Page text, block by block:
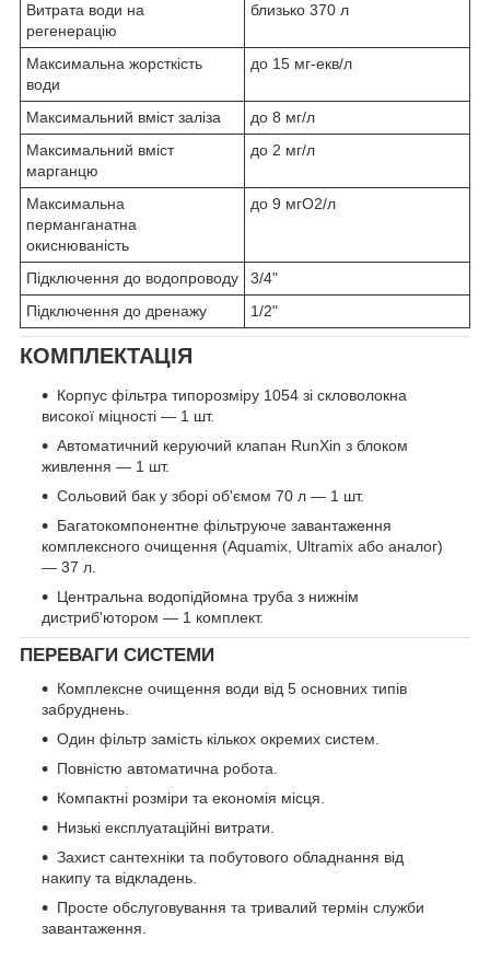
Витрата води на
регенерацію
близько 370 л
Максимальна жорсткість
води
до 15 мг-екв/л
Максимальний вміст заліза
до 8 мг/л
Максимальний вміст
марганцю
до 2 мг/л
Максимальна
перманганатна
окиснюваність
до 9 мгО2/л
Підключення до водопроводу
3/4"
Підключення до дренажу
1/2"
КОМПЛЕКТАЦІЯ
Корпус фільтра типорозміру 1054 зі скловолокна
високої міцності — 1 шт.
Автоматичний керуючий клапан RunXin з блоком
живлення — 1 шт.
Сольовий бак у зборі об'ємом 70 л — 1 шт.
Багатокомпонентне фільтруюче завантаження
комплексного очищення (Aquamix, Ultramix або аналог)
— 37 л.
Центральна водопідйомна труба з нижнім
дистриб'ютором — 1 комплект.
ПЕРЕВАГИ СИСТЕМИ
Комплексне очищення води від 5 основних типів
забруднень.
Один фільтр замість кількох окремих систем.
Повністю автоматична робота.
Компактні розміри та економія місця.
Низькі експлуатаційні витрати.
Захист сантехніки та побутового обладнання від
накипу та відкладень.
Просте обслуговування та тривалий термін служби
завантаження.